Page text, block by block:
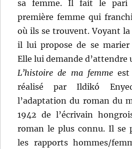
sa femme. Il fait le pari
première femme qui
où ils se trouvent. Voyant
il lui propose de se marier
Elle lui demande d’attendre
L’histoire de ma femmeest
réalisé par Ildikó
l’adaptation du roman du
1942 de l’écrivain
roman le plus connu. Il se
les rapports hommes/